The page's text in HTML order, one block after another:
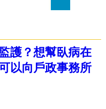
護？想幫臥病在
以向戶政事務所